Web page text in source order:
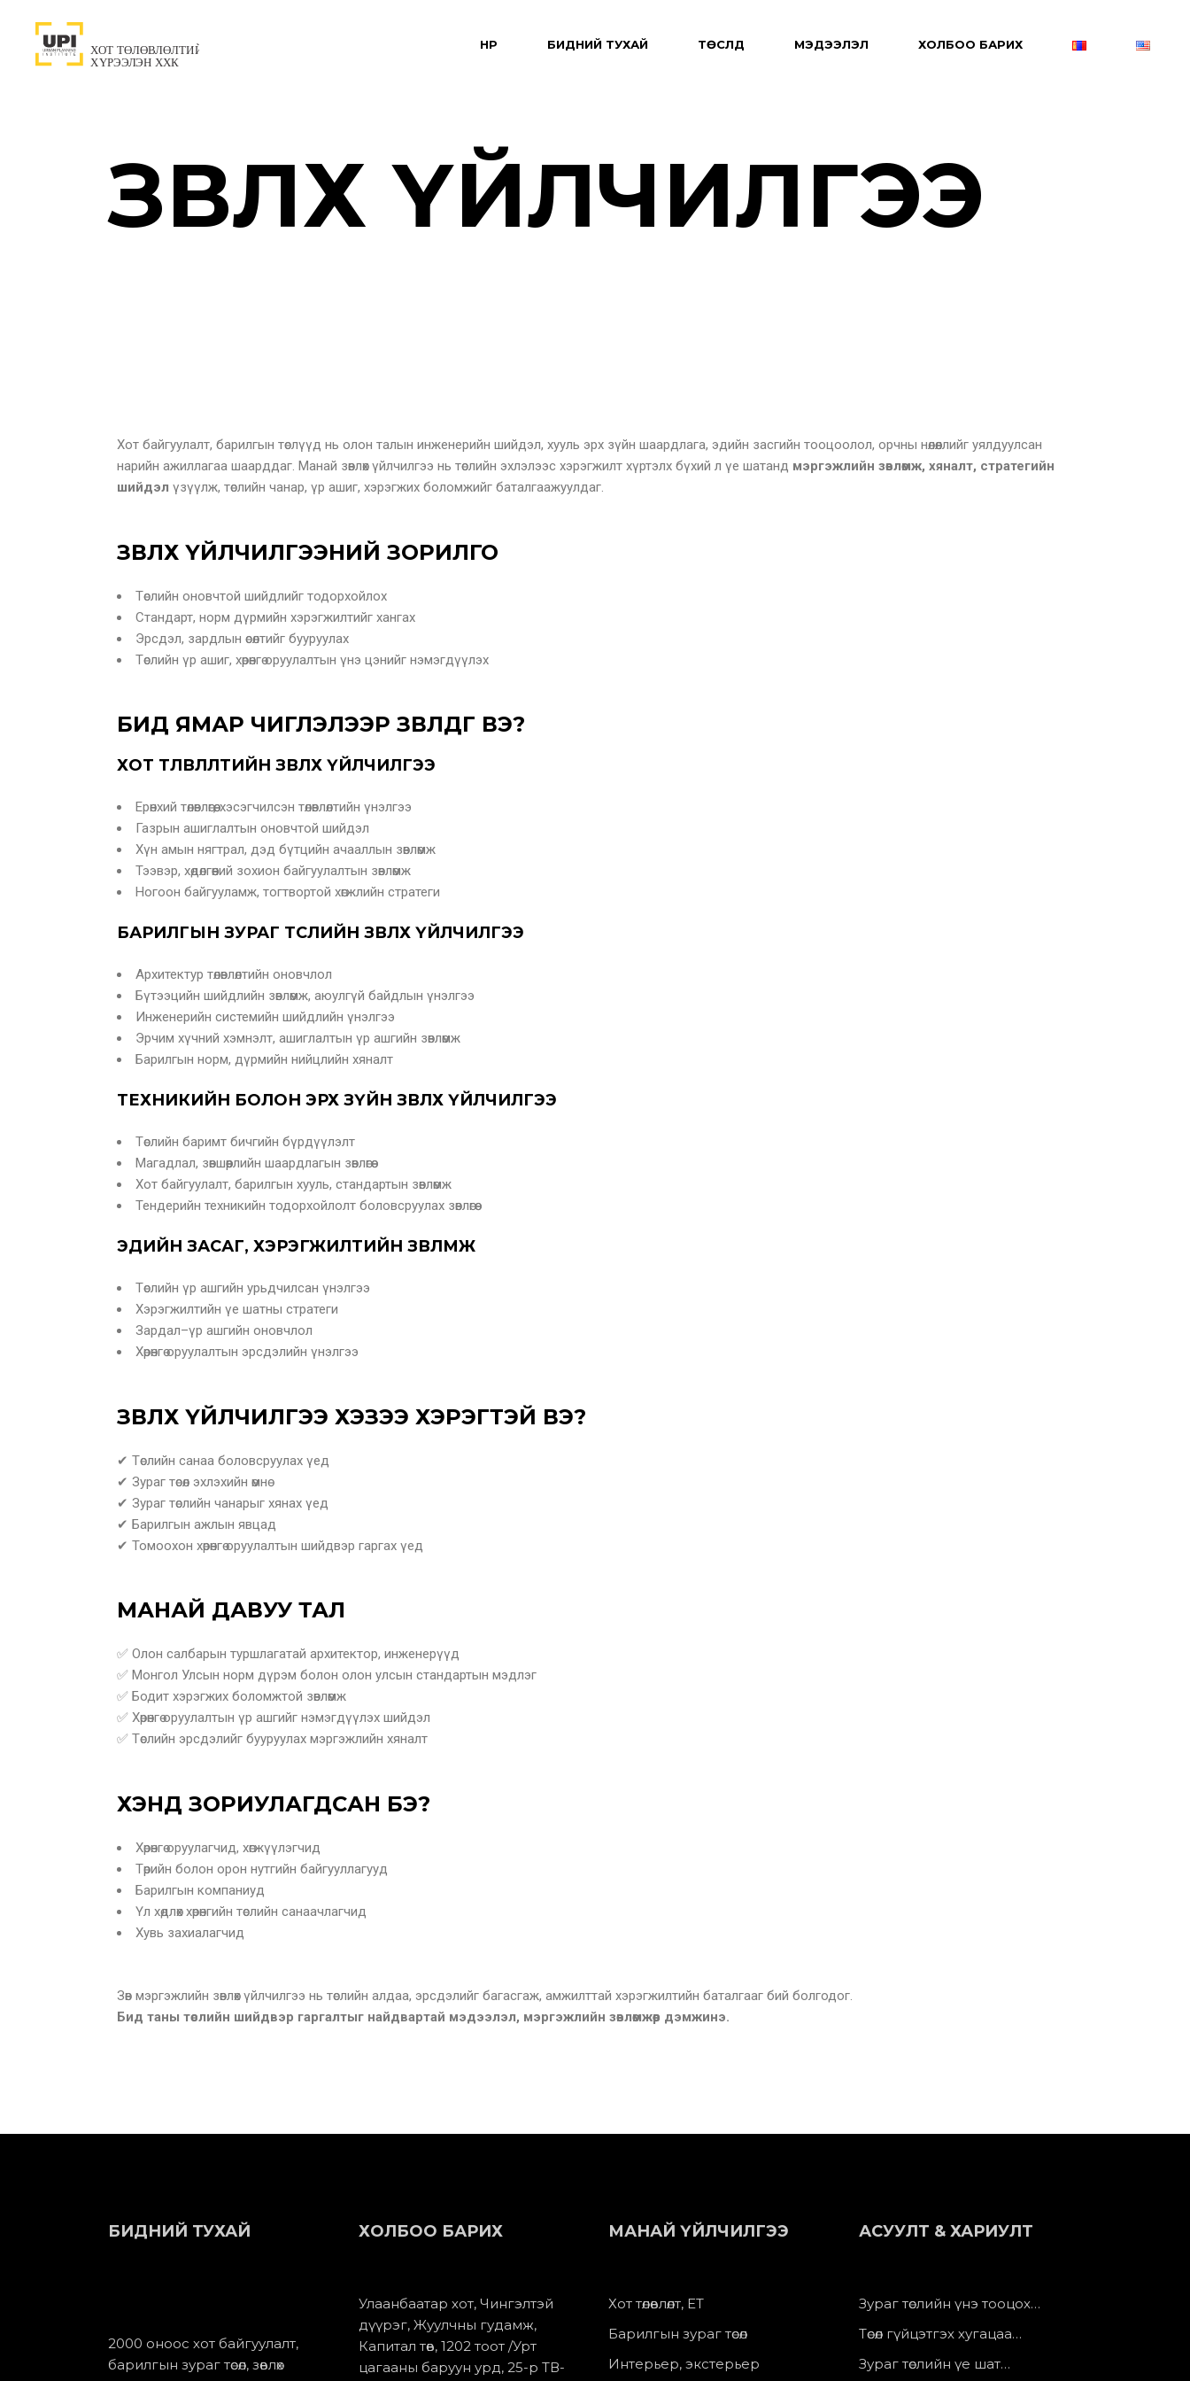
НҮҮР БИДНИЙ ТУХАЙ ТӨСЛҮҮД МЭДЭЭЛЭЛ ХОЛБОО БАРИХ
ЗӨВЛӨХ ҮЙЛЧИЛГЭЭ
Хот байгуулалт, барилгын төслүүд нь олон талын инженерийн шийдэл, хууль эрх зүйн шаардлага, эдийн засгийн тооцоолол, орчны нөлөөллийг уялдуулсан
нарийн ажиллагаа шаарддаг. Манай зөвлөх үйлчилгээ нь төслийн эхлэлээс хэрэгжилт хүртэлх бүхий л үе шатанд мэргэжлийн зөвлөмж, хяналт, стратегийн
шийдэл үзүүлж, төслийн чанар, үр ашиг, хэрэгжих боломжийг баталгаажуулдаг.
ЗӨВЛӨХ ҮЙЛЧИЛГЭЭНИЙ ЗОРИЛГО
Төслийн оновчтой шийдлийг тодорхойлох
Стандарт, норм дүрмийн хэрэгжилтийг хангах
Эрсдэл, зардлын өсөлтийг бууруулах
Төслийн үр ашиг, хөрөнгө оруулалтын үнэ цэнийг нэмэгдүүлэх
БИД ЯМАР ЧИГЛЭЛЭЭР ЗӨВЛӨДӨГ ВЭ?
ХОТ ТӨЛӨВЛӨЛТИЙН ЗӨВЛӨХ ҮЙЛЧИЛГЭЭ
Ерөнхий төлөвлөгөө, хэсэгчилсэн төлөвлөлтийн үнэлгээ
Газрын ашиглалтын оновчтой шийдэл
Хүн амын нягтрал, дэд бүтцийн ачааллын зөвлөмж
Тээвэр, хөдөлгөөний зохион байгуулалтын зөвлөмж
Ногоон байгууламж, тогтвортой хөгжлийн стратеги
БАРИЛГЫН ЗУРАГ ТӨСЛИЙН ЗӨВЛӨХ ҮЙЛЧИЛГЭЭ
Архитектур төлөвлөлтийн оновчлол
Бүтээцийн шийдлийн зөвлөмж, аюулгүй байдлын үнэлгээ
Инженерийн системийн шийдлийн үнэлгээ
Эрчим хүчний хэмнэлт, ашиглалтын үр ашгийн зөвлөмж
Барилгын норм, дүрмийн нийцлийн хяналт
ТЕХНИКИЙН БОЛОН ЭРХ ЗҮЙН ЗӨВЛӨХ ҮЙЛЧИЛГЭЭ
Төслийн баримт бичгийн бүрдүүлэлт
Магадлал, зөвшөөрлийн шаардлагын зөвлөгөө
Хот байгуулалт, барилгын хууль, стандартын зөвлөмж
Тендерийн техникийн тодорхойлолт боловсруулах зөвлөгөө
ЭДИЙН ЗАСАГ, ХЭРЭГЖИЛТИЙН ЗӨВЛӨМЖ
Төслийн үр ашгийн урьдчилсан үнэлгээ
Хэрэгжилтийн үе шатны стратеги
Зардал–үр ашгийн оновчлол
Хөрөнгө оруулалтын эрсдэлийн үнэлгээ
ЗӨВЛӨХ ҮЙЛЧИЛГЭЭ ХЭЗЭЭ ХЭРЭГТЭЙ ВЭ?
✔ Төслийн санаа боловсруулах үед
✔ Зураг төсөл эхлэхийн өмнө
✔ Зураг төслийн чанарыг хянах үед
✔ Барилгын ажлын явцад
✔ Томоохон хөрөнгө оруулалтын шийдвэр гаргах үед
МАНАЙ ДАВУУ ТАЛ
✅ Олон салбарын туршлагатай архитектор, инженерүүд
✅ Монгол Улсын норм дүрэм болон олон улсын стандартын мэдлэг
✅ Бодит хэрэгжих боломжтой зөвлөмж
✅ Хөрөнгө оруулалтын үр ашгийг нэмэгдүүлэх шийдэл
✅ Төслийн эрсдэлийг бууруулах мэргэжлийн хяналт
ХЭНД ЗОРИУЛАГДСАН БЭ?
Хөрөнгө оруулагчид, хөгжүүлэгчид
Төрийн болон орон нутгийн байгууллагууд
Барилгын компаниуд
Үл хөдлөх хөрөнгийн төслийн санаачлагчид
Хувь захиалагчид
Зөв мэргэжлийн зөвлөх үйлчилгээ нь төслийн алдаа, эрсдэлийг багасгаж, амжилттай хэрэгжилтийн баталгааг бий болгодог.
Бид таны төслийн шийдвэр гаргалтыг найдвартай мэдээлэл, мэргэжлийн зөвлөмжөөр дэмжинэ.
БИДНИЙ ТУХАЙ
2000 оноос хот байгуулалт,
барилгын зураг төсөл, зөвлөх
ХОЛБОО БАРИХ
Улаанбаатар хот, Чингэлтэй
дүүрэг, Жуулчны гудамж,
Капитал төв, 1202 тоот /Урт
цагааны баруун урд, 25-р ТВ-
МАНАЙ ҮЙЛЧИЛГЭЭ
Хот төлөвлөлт, ЕТ
Барилгын зураг төсөл
Интерьер, экстерьер
АСУУЛТ & ХАРИУЛТ
Зураг төслийн үнэ тооцох…
Төсөл гүйцэтгэх хугацаа…
Зураг төслийн үе шат…